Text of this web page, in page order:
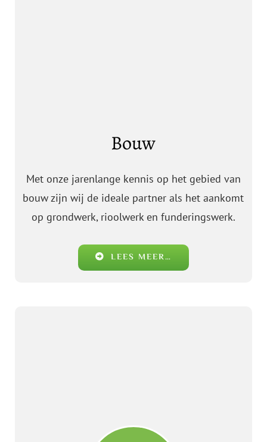
Bouw
Met onze jarenlange kennis op het gebied van
bouw zijn wij de ideale partner als het aankomt
op grondwerk, rioolwerk en funderingswerk.
LEES MEER…